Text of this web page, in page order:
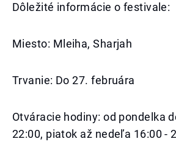
Dôležité informácie o festivale:
Miesto: Mleiha, Sharjah
Trvanie: Do 27. februára
Otváracie hodiny: od pondelka
22:00, piatok až nedeľa 16:00 -